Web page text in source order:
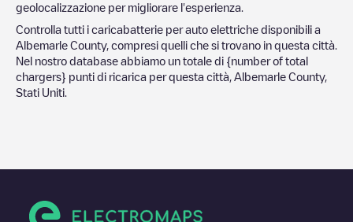
geolocalizzazione per migliorare l'esperienza.
Controlla tutti i caricabatterie per auto elettriche disponibili a
Albemarle County, compresi quelli che si trovano in questa città.
Nel nostro database abbiamo un totale di {number of total
chargers} punti di ricarica per questa città, Albemarle County,
Stati Uniti